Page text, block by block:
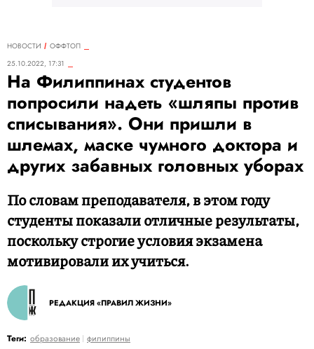
НОВОСТИ
ОФФТОП
25.10.2022, 17:31
На Филиппинах студентов
попросили надеть «шляпы против
списывания». Они пришли в
шлемах, маске чумного доктора и
других забавных головных уборах
По словам преподавателя, в этом году
студенты показали отличные результаты,
поскольку строгие условия экзамена
мотивировали их учиться.
РЕДАКЦИЯ «ПРАВИЛ ЖИЗНИ»
Теги: образование филиппины